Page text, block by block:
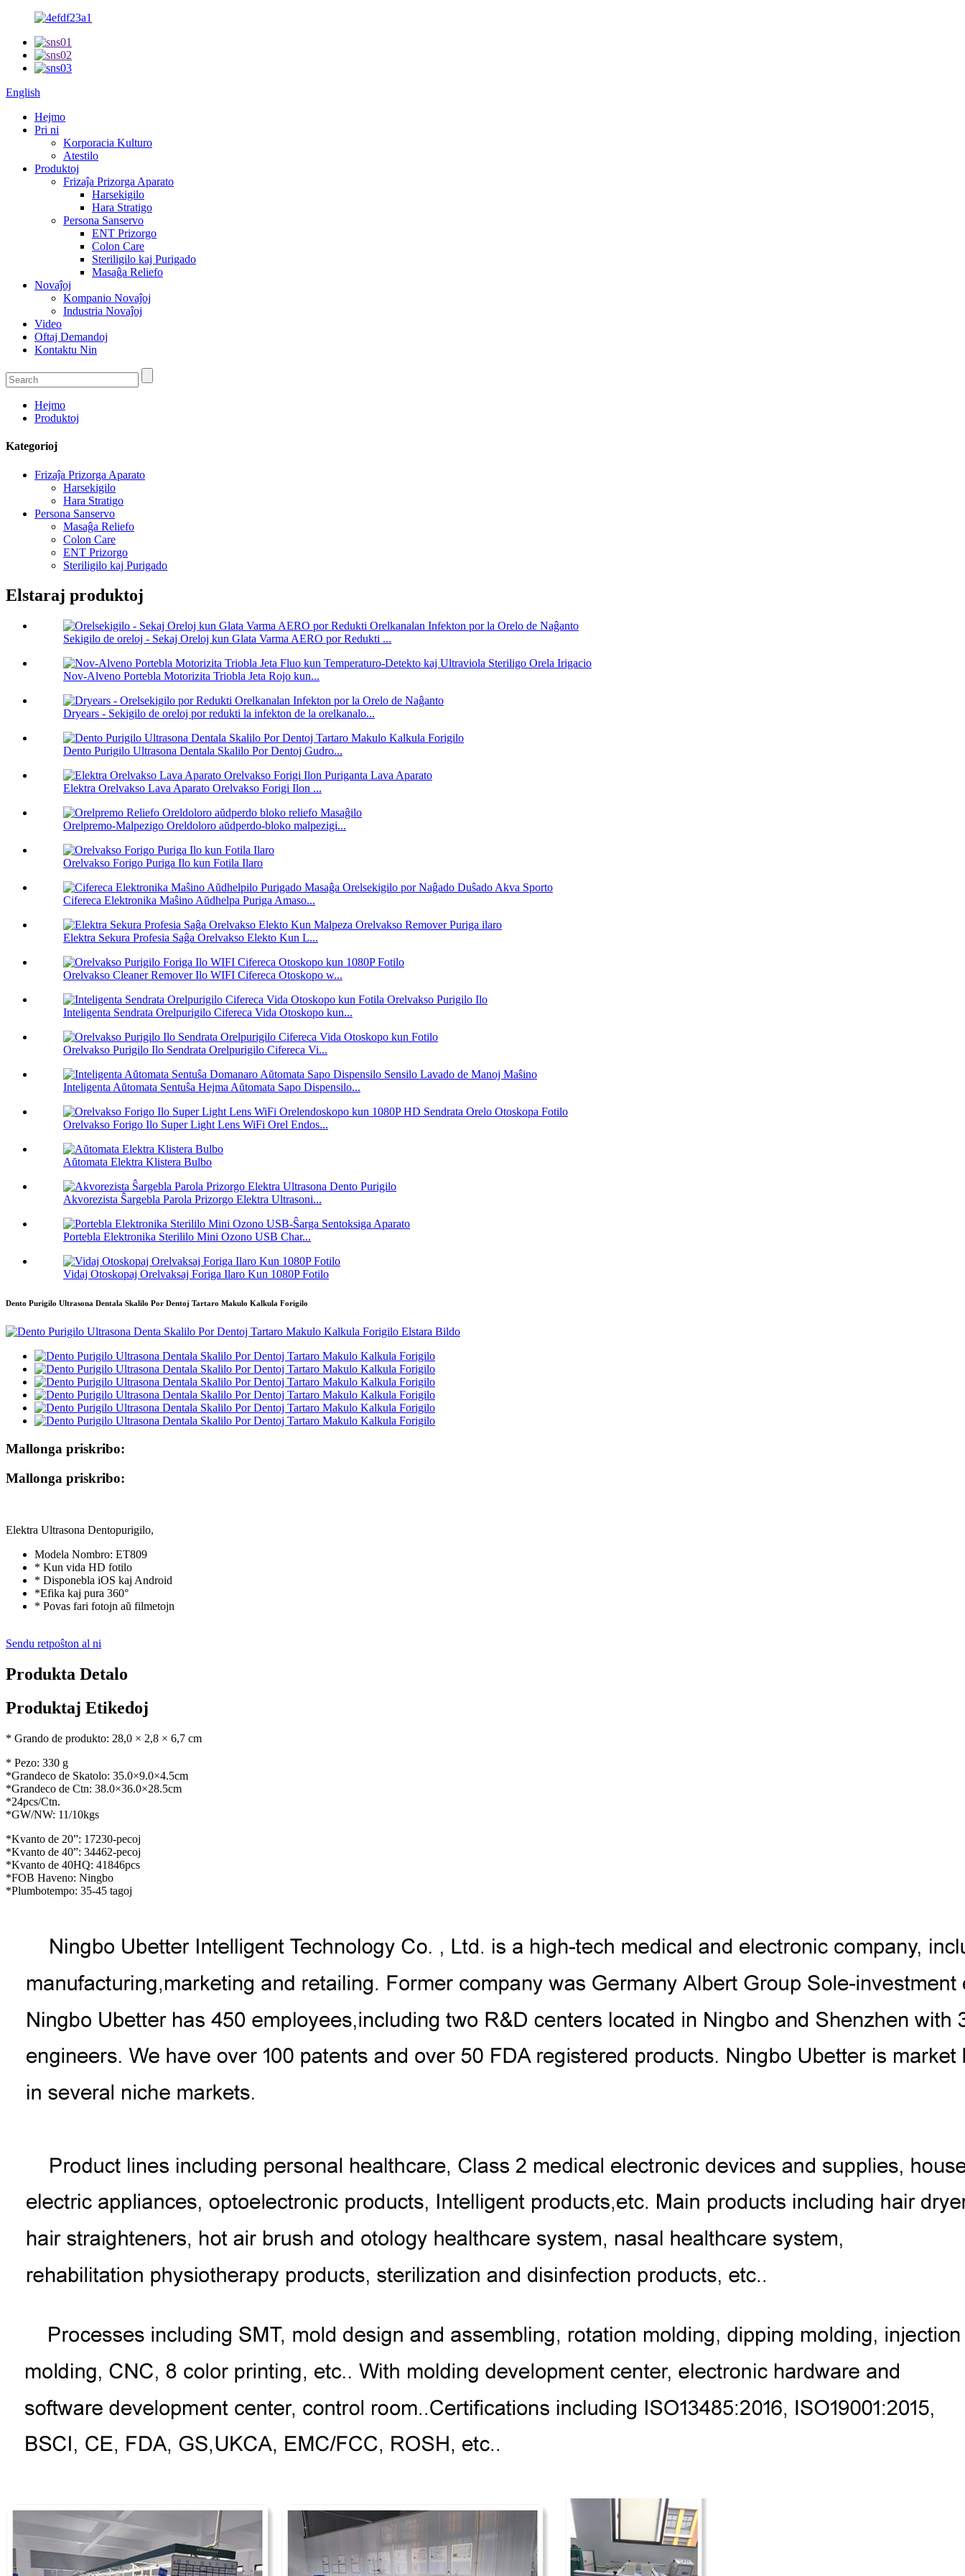
English
Hejmo
Pri ni
Korporacia Kulturo
Atestilo
Produktoj
Frizaĵa Prizorga Aparato
Harsekigilo
Hara Stratigo
Persona Sanservo
ENT Prizorgo
Colon Care
Steriligilo kaj Purigado
Masaĝa Reliefo
Novaĵoj
Kompanio Novaĵoj
Industria Novaĵoj
Video
Oftaj Demandoj
Kontaktu Nin
Hejmo
Produktoj
Kategorioj
Frizaĵa Prizorga Aparato
Harsekigilo
Hara Stratigo
Persona Sanservo
Masaĝa Reliefo
Colon Care
ENT Prizorgo
Steriligilo kaj Purigado
Elstaraj produktoj
Sekigilo de oreloj - Sekaj Oreloj kun Glata Varma AERO por Redukti ...
Nov-Alveno Portebla Motorizita Triobla Jeta Rojo kun...
Dryears - Sekigilo de oreloj por redukti la infekton de la orelkanalo...
Dento Purigilo Ultrasona Dentala Skalilo Por Dentoj Gudro...
Elektra Orelvakso Lava Aparato Orelvakso Forigi Ilon ...
Orelpremo-Malpezigo Oreldoloro aŭdperdo-bloko malpezigi...
Orelvakso Forigo Puriga Ilo kun Fotila Ilaro
Cifereca Elektronika Maŝino Aŭdhelpa Puriga Amaso...
Elektra Sekura Profesia Saĝa Orelvakso Elekto Kun L...
Orelvakso Cleaner Remover Ilo WIFI Cifereca Otoskopo w...
Inteligenta Sendrata Orelpurigilo Cifereca Vida Otoskopo kun...
Orelvakso Purigilo Ilo Sendrata Orelpurigilo Cifereca Vi...
Inteligenta Aŭtomata Sentuŝa Hejma Aŭtomata Sapo Dispensilo...
Orelvakso Forigo Ilo Super Light Lens WiFi Orel Endos...
Aŭtomata Elektra Klistera Bulbo
Akvorezista Ŝargebla Parola Prizorgo Elektra Ultrasoni...
Portebla Elektronika Sterililo Mini Ozono USB Char...
Vidaj Otoskopaj Orelvaksaj Foriga Ilaro Kun 1080P Fotilo
Dento Purigilo Ultrasona Dentala Skalilo Por Dentoj Tartaro Makulo Kalkula Forigilo
Mallonga priskribo:
Mallonga priskribo:
Elektra Ultrasona Dentopurigilo,
Modela Nombro: ET809
* Kun vida HD fotilo
* Disponebla iOS kaj Android
*Efika kaj pura 360°
* Povas fari fotojn aŭ filmetojn
Sendu retpoŝton al ni
Produkta Detalo
Produktaj Etikedoj
* Grando de produkto: 28,0 × 2,8 × 6,7 cm
* Pezo: 330 g
*Grandeco de Skatolo: 35.0×9.0×4.5cm
*Grandeco de Ctn: 38.0×36.0×28.5cm
*24pcs/Ctn.
*GW/NW: 11/10kgs
*Kvanto de 20”: 17230-pecoj
*Kvanto de 40”: 34462-pecoj
*Kvanto de 40HQ: 41846pcs
*FOB Haveno: Ningbo
*Plumbotempo: 35-45 tagoj